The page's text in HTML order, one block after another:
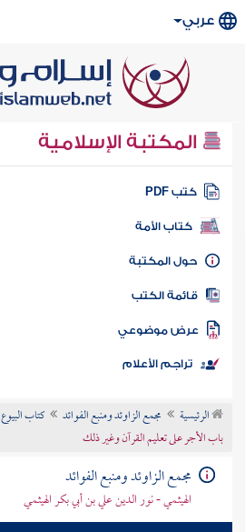
عربي
المكتبة الإسلامية
كتب PDF
كتاب الأمة
المكتبة
الكتب
موضوعي
تراجم الأعلام
الرئيسية مجمع الزاوئد ومنبع الفوائد
كتاب البيوع
باب الأجر على تعليم القرآن وغير ذلك
مجمع الزاوئد ومنبع الفوائد
الهيثمي - نور الدين علي بن أبي بكر الهيثمي